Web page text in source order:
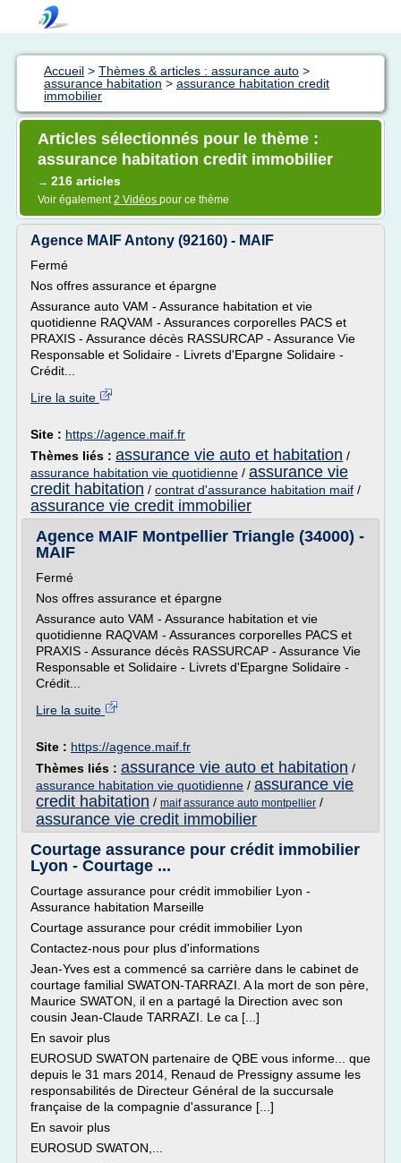
Accueil > Thèmes & articles : assurance auto >
assurance habitation > assurance habitation credit
immobilier
Articles sélectionnés pour le thème :
assurance habitation credit immobilier
→ 216 articles
Voir également2 Vidéos pour ce thème
Agence MAIF Antony (92160) - MAIF
Fermé
Nos offres assurance et épargne
Assurance auto VAM - Assurance habitation et vie
quotidienne RAQVAM - Assurances corporelles PACS et
PRAXIS - Assurance décès RASSURCAP - Assurance Vie
Responsable et Solidaire - Livrets d'Epargne Solidaire -
Crédit...
Lire la suite
Site : https://agence.maif.fr
Thèmes liés : assurance vie auto et habitation /
assurance habitation vie quotidienne / assurance vie
credit habitation / contrat d'assurance habitation maif /
assurance vie credit immobilier
Agence MAIF Montpellier Triangle (34000) -
MAIF
Fermé
Nos offres assurance et épargne
Assurance auto VAM - Assurance habitation et vie
quotidienne RAQVAM - Assurances corporelles PACS et
PRAXIS - Assurance décès RASSURCAP - Assurance Vie
Responsable et Solidaire - Livrets d'Epargne Solidaire -
Crédit...
Lire la suite
Site : https://agence.maif.fr
Thèmes liés : assurance vie auto et habitation /
assurance habitation vie quotidienne / assurance vie
credit habitation / maif assurance auto montpellier /
assurance vie credit immobilier
Courtage assurance pour crédit immobilier
Lyon - Courtage ...
Courtage assurance pour crédit immobilier Lyon -
Assurance habitation Marseille
Courtage assurance pour crédit immobilier Lyon
Contactez-nous pour plus d'informations
Jean-Yves est a commencé sa carrière dans le cabinet de
courtage familial SWATON-TARRAZI. A la mort de son père,
Maurice SWATON, il en a partagé la Direction avec son
cousin Jean-Claude TARRAZI. Le ca [...]
En savoir plus
EUROSUD SWATON partenaire de QBE vous informe... que
depuis le 31 mars 2014, Renaud de Pressigny assume les
responsabilités de Directeur Général de la succursale
française de la compagnie d'assurance [...]
En savoir plus
EUROSUD SWATON,...